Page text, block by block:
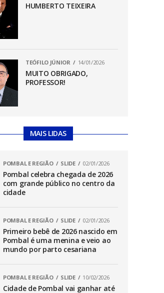
HUMBERTO TEIXEIRA
TEÓFILO JÚNIOR 14/01/2026
MUITO OBRIGADO,
PROFESSOR!
MAIS LIDAS
POMBAL E REGIÃO SLIDE 02/01/2026
Pombal celebra chegada de 2026
com grande público no centro da
cidade
POMBAL E REGIÃO SLIDE 02/01/2026
Primeiro bebê de 2026 nascido em
Pombal é uma menina e veio ao
mundo por parto cesariana
POMBAL E REGIÃO SLIDE 10/02/2026
Cidade de Pombal vai ganhar até